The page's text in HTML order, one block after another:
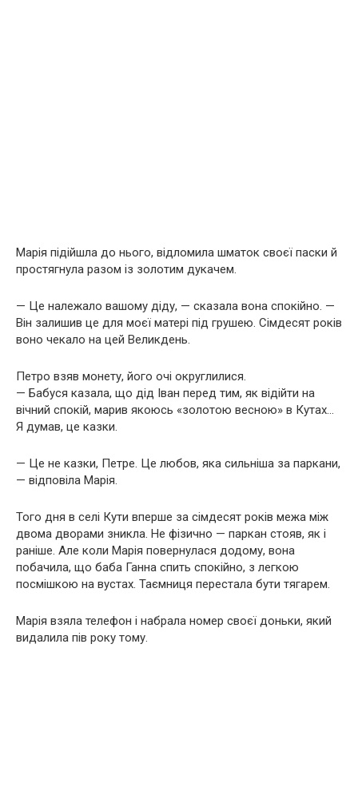
Марія підійшла до нього, відломила шматок своєї паски й
простягнула разом із золотим дукачем.
— Це належало вашому діду, — сказала вона спокійно. —
Він залишив це для моєї матері під грушею. Сімдесят років
воно чекало на цей Великдень.
Петро взяв монету, його очі округлилися.
— Бабуся казала, що дід Іван перед тим, як відійти на
вічний спокій, марив якоюсь «золотою весною» в Кутах…
Я думав, це казки.
— Це не казки, Петре. Це любов, яка сильніша за паркани,
— відповіла Марія.
Того дня в селі Кути вперше за сімдесят років межа між
двома дворами зникла. Не фізично — паркан стояв, як і
раніше. Але коли Марія повернулася додому, вона
побачила, що баба Ганна спить спокійно, з легкою
посмішкою на вустах. Таємниця перестала бути тягарем.
Марія взяла телефон і набрала номер своєї доньки, який
видалила пів року тому.